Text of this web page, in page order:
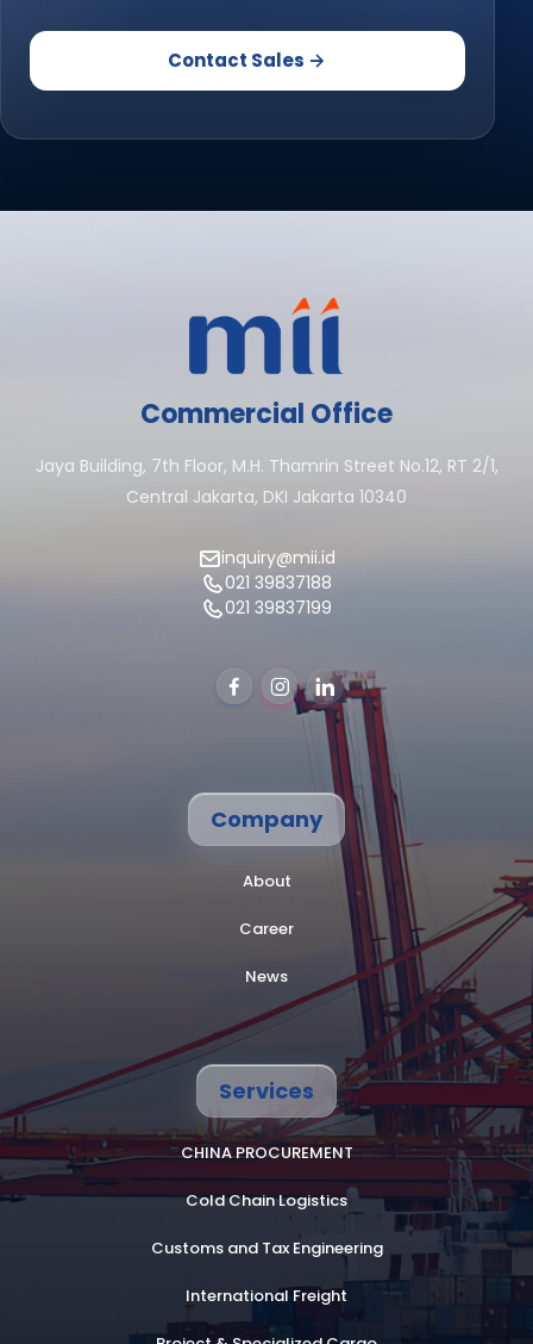
Contact Sales
Commercial Office
Jaya Building, 7th Floor, M.H. Thamrin Street No.12, RT 2/1,
Central Jakarta, DKI Jakarta 10340
inquiry@mii.id
021 39837188
021 39837199
Company
About
Career
News
Services
CHINA PROCUREMENT
Cold Chain Logistics
Customs and Tax Engineering
International Freight